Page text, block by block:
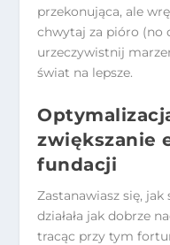
przekonująca, ale
chwytaj za pióro (no
urzeczywistnij
świat na lepsze.
zwiększanie
fundacji
Zastanawiasz się,
działała jak dobrze
tracąc przy tym